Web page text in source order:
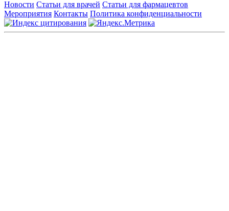
Новости Статьи для врачей Статьи для фармацевтов
Мероприятия Контакты Политика конфиденциальности